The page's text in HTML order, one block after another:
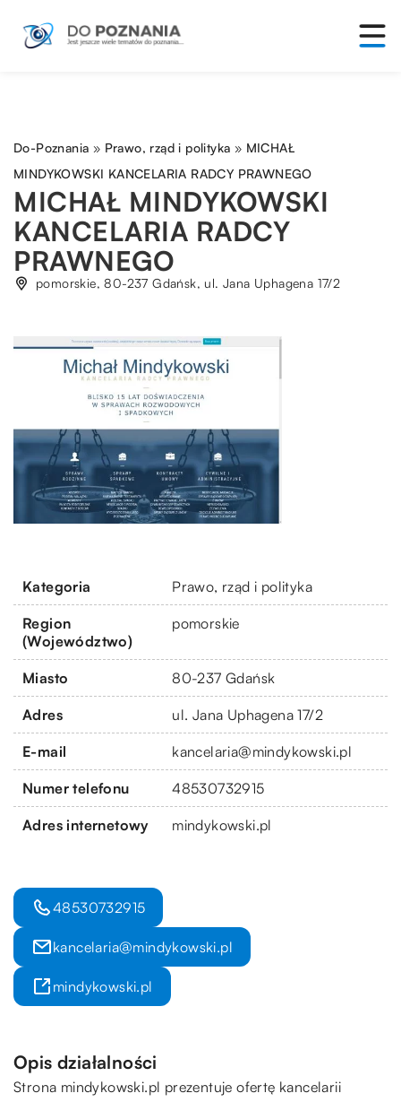
Do-Poznania » Prawo, rząd i polityka » MICHAŁ
MINDYKOWSKI KANCELARIA RADCY PRAWNEGO
MICHAŁ MINDYKOWSKI
KANCELARIA RADCY
PRAWNEGO
pomorskie, 80-237 Gdańsk, ul. Jana Uphagena 17/2
Kategoria Prawo, rząd i polityka
Region
(Województwo)
pomorskie
Miasto 80-237 Gdańsk
Adres ul. Jana Uphagena 17/2
E-mail kancelaria@mindykowski.pl
Numer telefonu 48530732915
Adres internetowy mindykowski.pl
48530732915
kancelaria@mindykowski.pl
mindykowski.pl
Opis działalności
Strona mindykowski.pl prezentuje ofertę kancelarii